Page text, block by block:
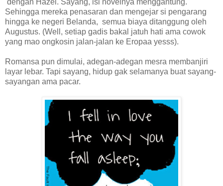
dengan Hazel. Sayang, isi novelnya menggantung.
Sehingga mereka penasaran dan mengejar si pengarang
hingga ke negeri Belanda, semua biaya ditanggung oleh
Augustus. (Well, setiap gadis bakal jatuh hati ama cowok
yang mao ongkosin jalan-jalan ke Eropaa yesss).
Romansa pun dimulai, adegan-adegan mesra membanjiri
layar lebar. Tapi sayang, hidup gak selamanya buat sayang-
sayangan ama pacar.